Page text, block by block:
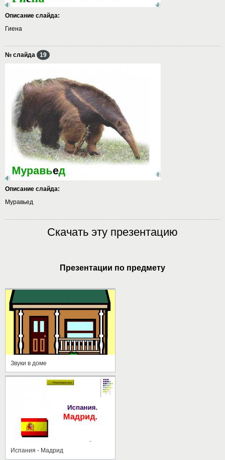
Описание слайда:
Гиена
№ слайда 19
Описание слайда:
Муравьед
Скачать эту презентацию
Презентации по предмету
Звуки в доме
Испания - Мадрид